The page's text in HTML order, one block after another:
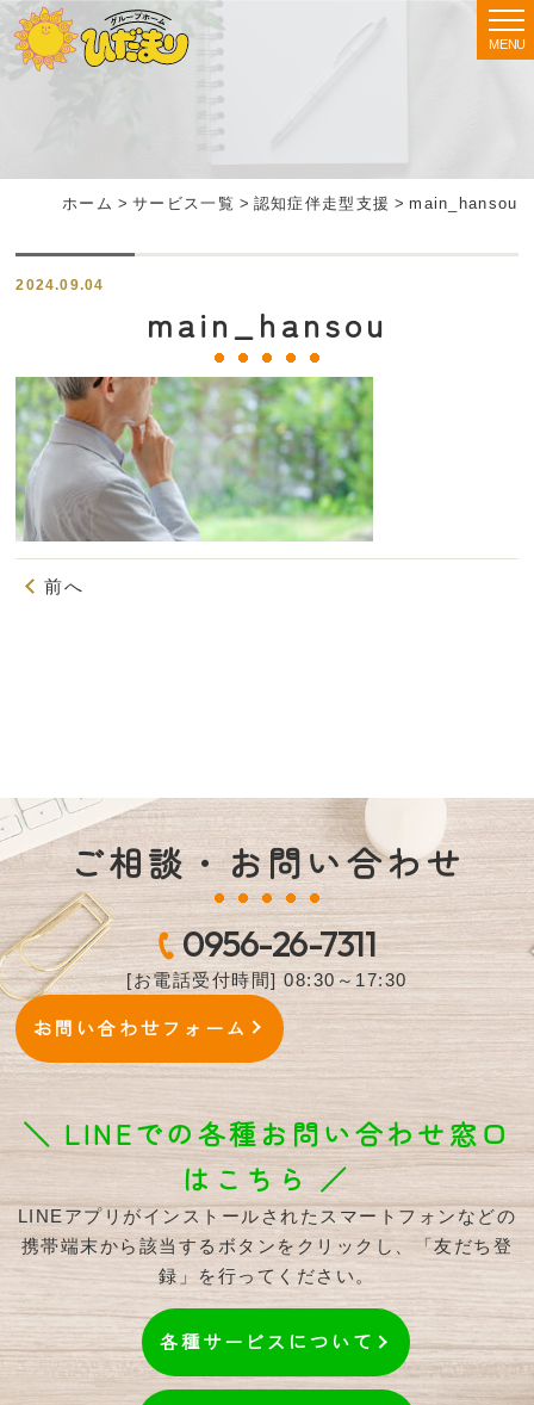
MENU
ホーム >サービス一覧 > 認知症伴走型支援 >main_hansou
2024.09.04
main_hansou
前へ
ご相談・お問い合わせ
0956-26-7311
[お電話受付時間] 08:30～17:30
お問い合わせフォーム
＼ LINEでの各種お問い合わせ窓口
はこちら ／
LINEアプリがインストールされたスマートフォンなどの
携帯端末から該当するボタンをクリックし、「友だち登
録」を行ってください。
各種サービスについて